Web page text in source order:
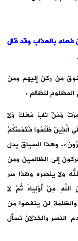
فعله بالعذاب وقد قال
من ركن إليهم ومن
للظالم .
وَمَنْ تابَ مَعَكَ وَلا
(112) ‌وَلا ‌تَرْكَنُوا ‌إِلَى ‌الَّذِينَ ‌ظَلَمُوا فَتَمَسَّكُمُ
وهذا السياق يدل
إلى الظالمين ومن
ولا ينصره وهذا سر
مِنْ أَوْلِياءَ ثُمَّ لا
لن ينفعوا من
النصر والخذلان نسأل